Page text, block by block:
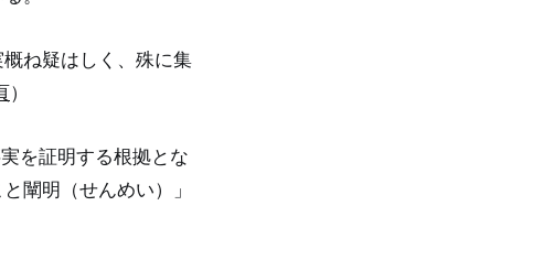
ね疑はしく、殊に集
）
を証明する根拠とな
闡明（せんめい）」